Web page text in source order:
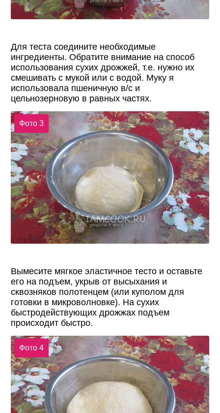
Для теста соедините необходимые
ингредиенты. Обратите внимание на способ
использования сухих дрожжей, т.е. нужно их
смешивать с мукой или с водой. Муку я
использовала пшеничную в/с и
цельнозерновую в равных частях.
Фото 3
Вымесите мягкое эластичное тесто и оставьте
его на подъем, укрыв от высыхания и
сквозняков полотенцем (или куполом для
готовки в микроволновке). На сухих
быстродействующих дрожжах подъем
происходит быстро.
Фото 4